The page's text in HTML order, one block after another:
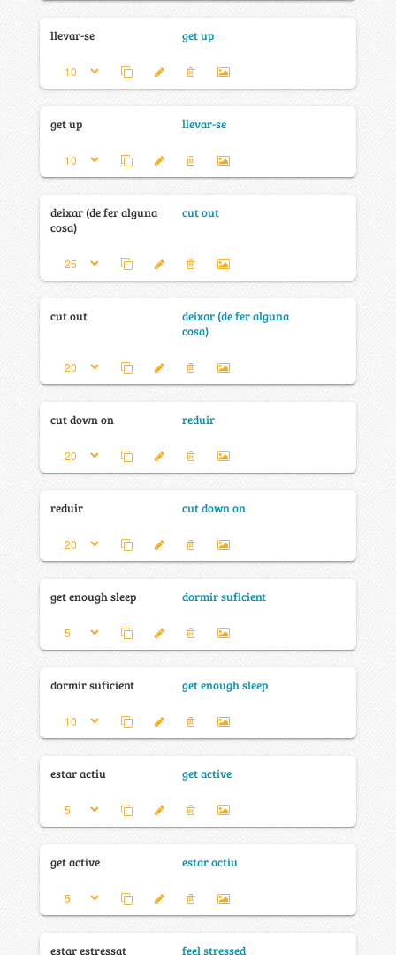
llevar-se get up
get up llevar-se
deixar (de fer alguna
cosa)
cut out
cut out
deixar (de fer alguna
cosa)
cut down on reduir
reduir cut down on
get enough sleep dormir suficient
dormir suficient get enough sleep
estar actiu get active
get active estar actiu
estar estressat feel stressed